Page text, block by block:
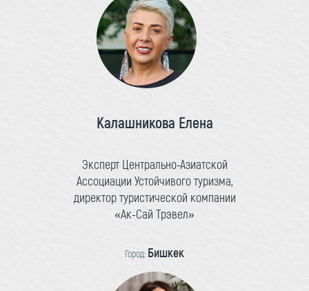
Калашникова Елена
Эксперт Центрально-Азиатской
Ассоциации Устойчивого туризма,
директор туристической компании
«Ак-Сай Трэвел»
Город: Бишкек